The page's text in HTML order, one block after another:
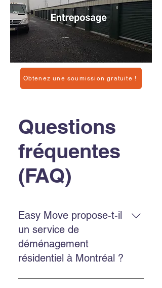
Obtenez une soumission gratuite !
Questions
fréquentes
(FAQ)
Easy Move propose-t-il
un service de
déménagement
résidentiel à Montréal ?
Oui. Easy Move Montréal propose